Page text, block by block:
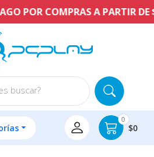
POR COMPRAS A PARTIR DE
buscar?
0
$0